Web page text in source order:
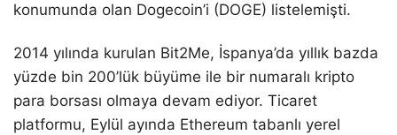
konumunda olan Dogecoin’i (DOGE) listelemişti.
2014 yılında kurulan Bit2Me, İspanya’da yıllık bazda
yüzde bin 200’lük büyüme ile bir numaralı kripto
para borsası olmaya devam ediyor. Ticaret
platformu, Eylül ayında Ethereum tabanlı yerel